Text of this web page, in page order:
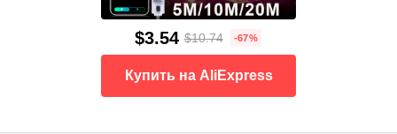
$3.54 $10.74 -67%
Купить на AliExpress